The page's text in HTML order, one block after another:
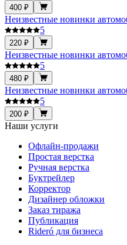
400 ₽
Неизвестные новинки
5
220 ₽
Неизвестные новинки
5
480 ₽
Неизвестные новинки
5
200 ₽
Наши услуги
Офлайн-продажи
Простая верстка
Ручная верстка
Буктрейлер
Корректор
Дизайнер обложки
Заказ тиража
Публикация
Rideró для бизнеса